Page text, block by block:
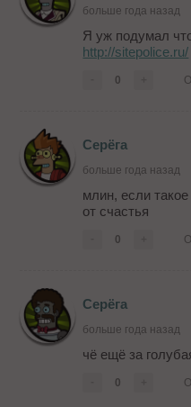
ответов, из
больше года назад
Я уж подумал
http://sitepolice.ru/
0
Серёга
больше года назад
млин, если
от счастья
0
Серёга
больше года назад
чё ещё за
0